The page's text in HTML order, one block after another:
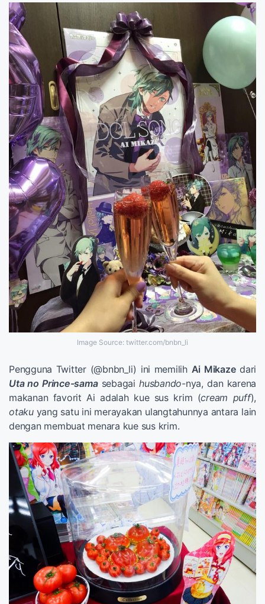
Image Source: twitter.com/bnbn_li
Pengguna Twitter (@bnbn_li) ini memilih Ai Mikazedari
Uta no Prince-samasebagaihusbando-nya, dan karena
makanan favorit Ai adalah kue sus krim (cream puff),
otakuyang satu ini merayakan ulangtahunnya antara lain
dengan membuat menara kue sus krim.